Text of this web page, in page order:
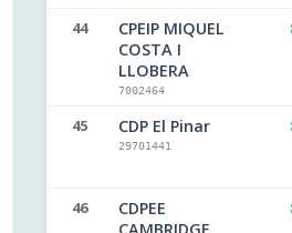
44
CPEIP MIQUEL
COSTA I
LLOBERA
7002464
45 CDP El Pinar
29701441
46
CDPEE